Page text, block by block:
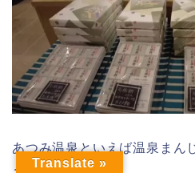
あつみ温泉といえば温泉まん
うですね^^
Translate »